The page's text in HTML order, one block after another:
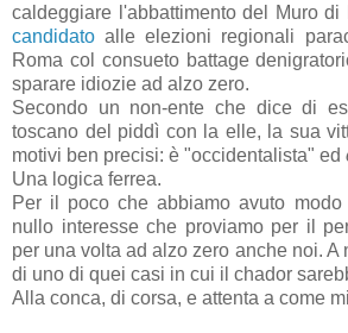
caldeggiare l'abbattimento del Muro di
candidato alle elezioni regionali
Roma col consueto battage
sparare idiozie ad alzo zero.
Secondo un non-ente che dice di
toscano del piddì con la elle, la sua
motivi ben precisi: è "occidentalista" ed
Una logica ferrea.
Per il poco che abbiamo avuto
nullo interesse che proviamo per il
per una volta ad alzo zero anche noi. A
di uno di quei casi in cui il chador
Alla conca, di corsa, e attenta a come